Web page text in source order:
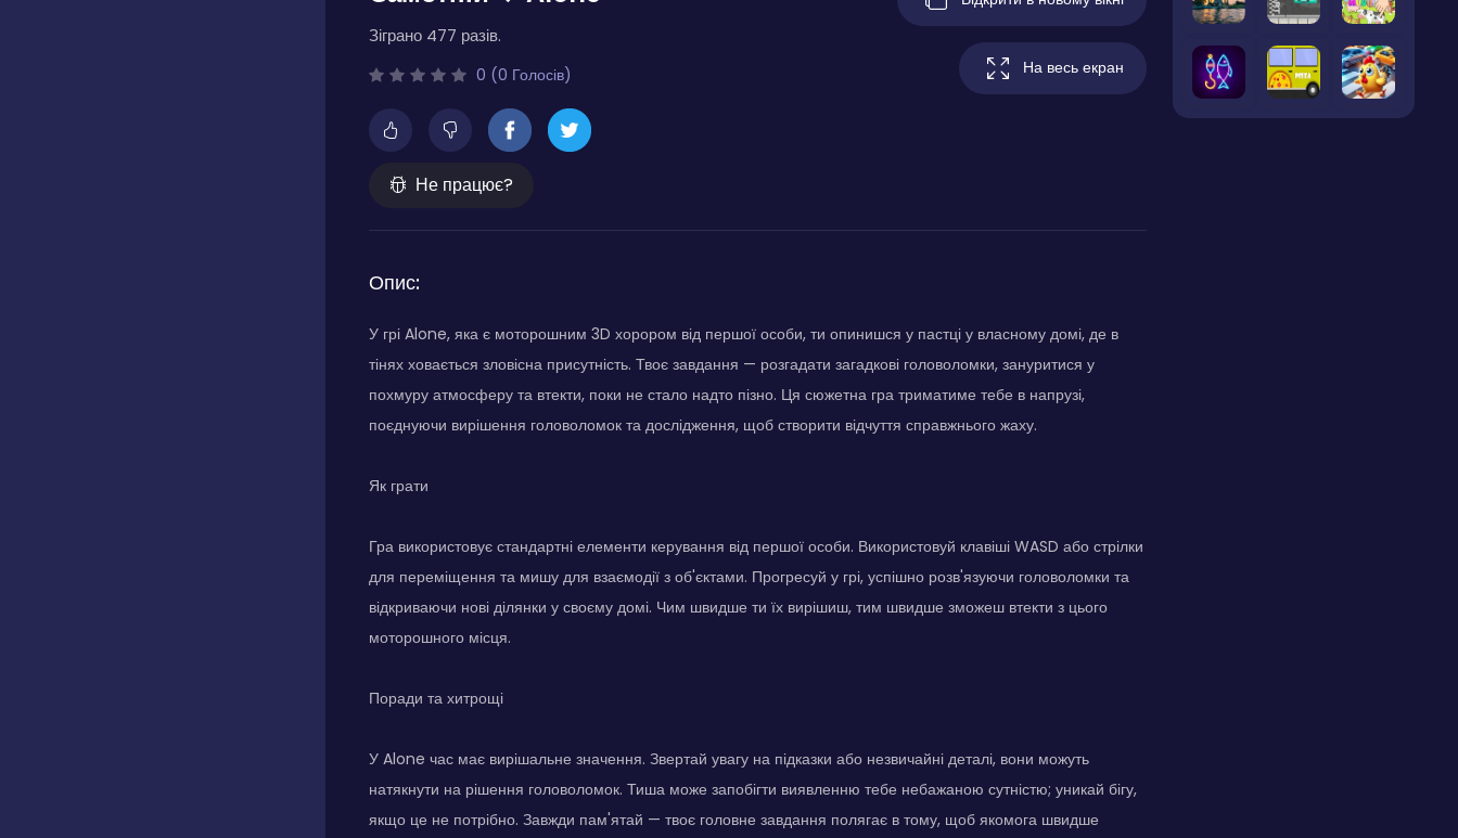
Зіграно 477 разів.
0 (0 Голосів)
Не працює?
На весь екран
Опис:
У грі Alone, яка є моторошним 3D хорором від першої особи, ти опинишся у пастці у власному домі, де в
тінях ховається зловісна присутність. Твоє завдання — розгадати загадкові головоломки, зануритися у
похмуру атмосферу та втекти, поки не стало надто пізно. Ця сюжетна гра триматиме тебе в напрузі,
поєднуючи вирішення головоломок та дослідження, щоб створити відчуття справжнього жаху.
Як грати
Гра використовує стандартні елементи керування від першої особи. Використовуй клавіші WASD або стрілки
для переміщення та мишу для взаємодії з об'єктами. Прогресуй у грі, успішно розв'язуючи головоломки та
відкриваючи нові ділянки у своєму домі. Чим швидше ти їх вирішиш, тим швидше зможеш втекти з цього
моторошного місця.
Поради та хитрощі
У Alone час має вирішальне значення. Звертай увагу на підказки або незвичайні деталі, вони можуть
натякнути на рішення головоломок. Тиша може запобігти виявленню тебе небажаною сутністю; уникай бігу,
якщо це не потрібно. Завжди пам'ятай — твоє головне завдання полягає в тому, щоб якомога швидше